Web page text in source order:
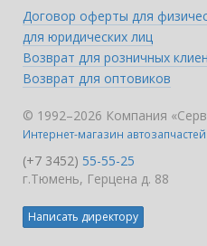
Договор оферты для
для юридических лиц
Возврат для розничных
Возврат для оптовиков
© 1992–2026 Компания
Интернет-магазин
(+7 3452) 55-55-25
г.Тюмень, Герцена д. 88
Написать директору